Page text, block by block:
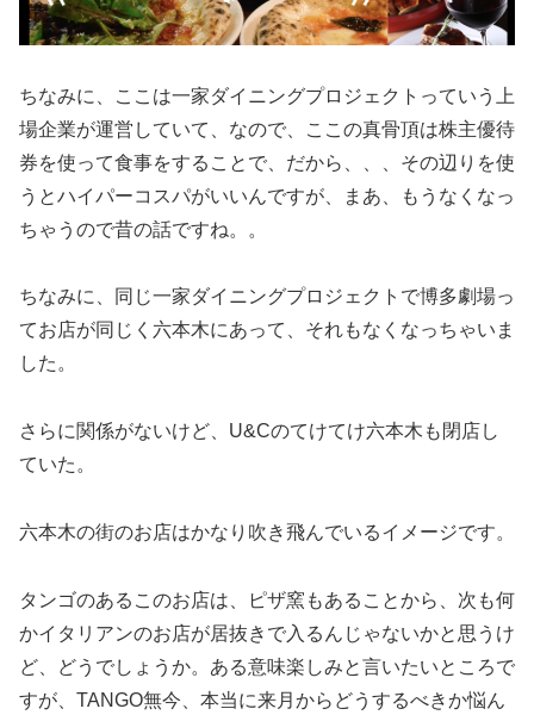
ちなみに、ここは一家ダイニングプロジェクトっていう上
場企業が運営していて、なので、ここの真骨頂は株主優待
券を使って食事をすることで、だから、、、その辺りを使
うとハイパーコスパがいいんですが、まあ、もうなくなっ
ちゃうので昔の話ですね。。
ちなみに、同じ一家ダイニングプロジェクトで博多劇場っ
てお店が同じく六本木にあって、それもなくなっちゃいま
した。
さらに関係がないけど、U&Cのてけてけ六本木も閉店し
ていた。
六本木の街のお店はかなり吹き飛んでいるイメージです。
タンゴのあるこのお店は、ピザ窯もあることから、次も何
かイタリアンのお店が居抜きで入るんじゃないかと思うけ
ど、どうでしょうか。ある意味楽しみと言いたいところで
すが、TANGO無今、本当に来月からどうするべきか悩ん